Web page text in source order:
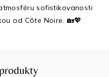
sofistikovanosti
od Côte Noire. 🏡💖